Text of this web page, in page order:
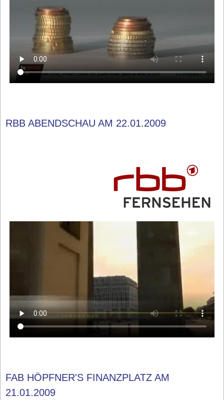
RBB ABENDSCHAU AM 22.01.2009
FAB HÖPFNER'S FINANZPLATZ AM
21.01.2009